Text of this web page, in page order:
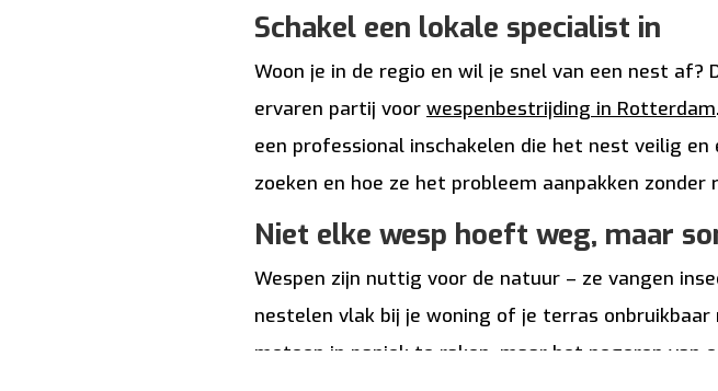
Schakel een lokale specialist in
Woon je in de regio en wil je snel van een nest
ervaren partij voor wespenbestrijding in Rotterdam
een professional inschakelen die het nest veilig
zoeken en hoe ze het probleem aanpakken zonder
Niet elke wesp hoeft weg, maar
Wespen zijn nuttig voor de natuur – ze vangen
nestelen vlak bij je woning of je terras
meteen in paniek te raken, maar het negeren van